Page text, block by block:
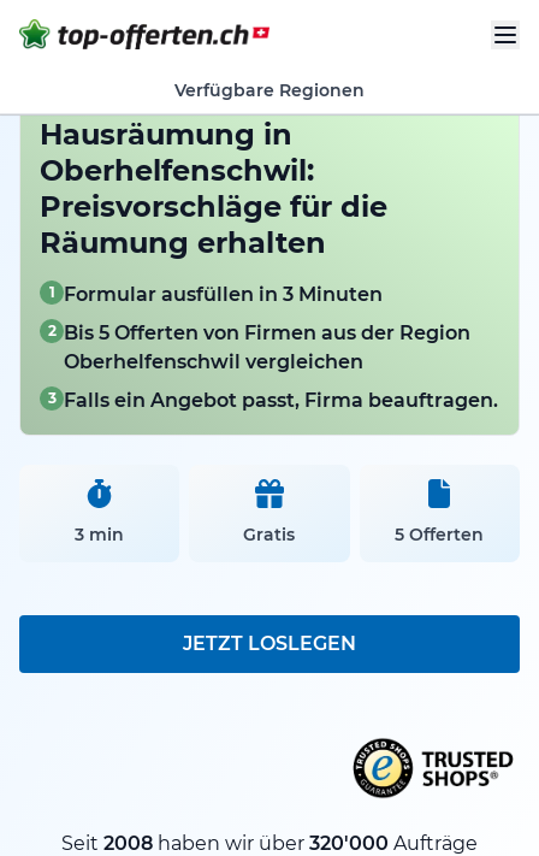
Verfügbare Regionen
Hausräumung in
Oberhelfenschwil:
Preisvorschläge für die
Räumung erhalten
1 Formular ausfüllen in 3 Minuten
2 Bis 5 Offerten von Firmen aus der Region
Oberhelfenschwil vergleichen
3 Falls ein Angebot passt, Firma beauftragen.
3 min Gratis 5 Offerten
JETZT LOSLEGEN
Seit 2008 haben wir über 320'000 Aufträge